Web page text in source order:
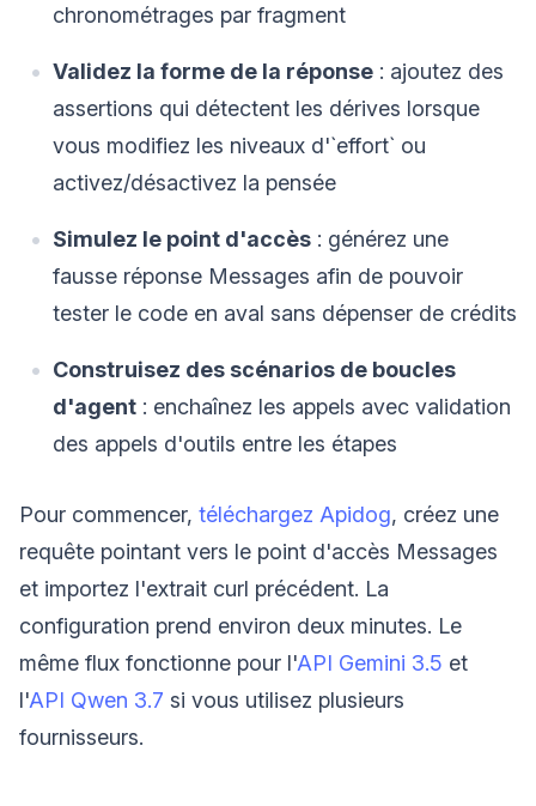
chronométrages par fragment
Validez la forme de la réponse : ajoutez des
assertions qui détectent les dérives lorsque
vous modifiez les niveaux d'`effort` ou
activez/désactivez la pensée
Simulez le point d'accès : générez une
fausse réponse Messages afin de pouvoir
tester le code en aval sans dépenser de crédits
Construisez des scénarios de boucles
d'agent : enchaînez les appels avec validation
des appels d'outils entre les étapes
Pour commencer, téléchargez Apidog, créez une
requête pointant vers le point d'accès Messages
et importez l'extrait curl précédent. La
configuration prend environ deux minutes. Le
même flux fonctionne pour l'API Gemini 3.5 et
l'API Qwen 3.7 si vous utilisez plusieurs
fournisseurs.